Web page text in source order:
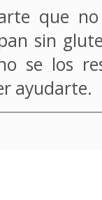
que
sin
se los
ayudarte.